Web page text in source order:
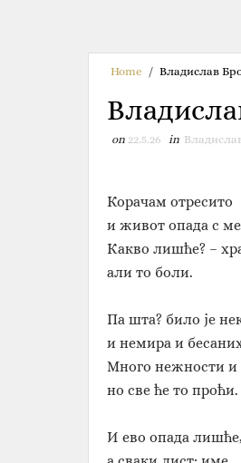
Home / Владислав
on 22.5.26 in
Корачам отресито
и живот опада с
Какво лишће? –
али то боли.
Па шта? било је
и немира и
Много нежности и
но све ће то проћи.
И ево опада